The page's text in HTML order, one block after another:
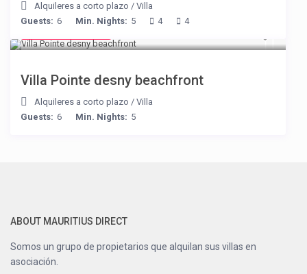
Alquileres a corto plazo /Villa
Guests: 6 Min. Nights: 5 4 4
Villa Pointe desny beachfront
Alquileres a corto plazo /Villa
Guests: 6 Min. Nights: 5
ABOUT MAURITIUS DIRECT
Somos un grupo de propietarios que alquilan sus villas en
asociación.